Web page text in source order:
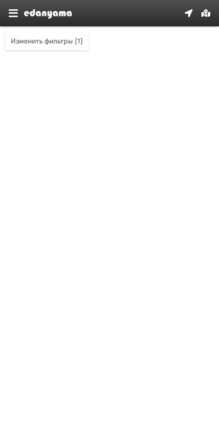
Изменить фильтры [1]